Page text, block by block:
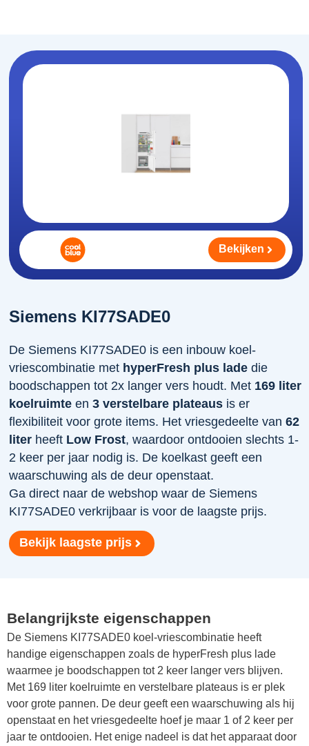
Siemens KI77SADE0
De Siemens KI77SADE0 is een inbouw koel-
vriescombinatie met hyperFresh plus lade die
boodschappen tot 2x langer vers houdt. Met 169 liter
koelruimte en3 verstelbare plateaus is er
flexibiliteit voor grote items. Het vriesgedeelte van62
liter heeft Low Frost, waardoor ontdooien slechts 1-
2 keer per jaar nodig is. De koelkast geeft een
waarschuwing als de deur openstaat.
Ga direct naar de webshop waar de Siemens
KI77SADE0 verkrijbaar is voor de laagste prijs.
Bekijk laagste prijs
Bekijken
Belangrijkste eigenschappen
De Siemens KI77SADE0 koel-vriescombinatie heeft
handige eigenschappen zoals de hyperFresh plus lade
waarmee je boodschappen tot 2 keer langer vers blijven.
Met 169 liter koelruimte en verstelbare plateaus is er plek
voor grote pannen. De deur geeft een waarschuwing als hij
openstaat en het vriesgedeelte hoef je maar 1 of 2 keer per
jaar te ontdooien. Het enige nadeel is dat het apparaat door